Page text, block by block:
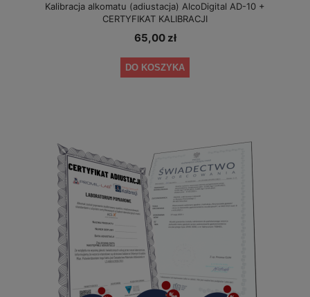
Kalibracja alkomatu (adiustacja) AlcoDigital AD-10 +
CERTYFIKAT KALIBRACJI
65,00 zł
DO KOSZYKA